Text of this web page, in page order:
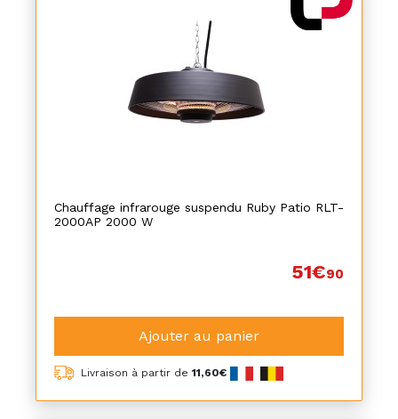
Chauffage infrarouge suspendu Ruby Patio RLT-
2000AP 2000 W
51€90
Ajouter au panier
Livraison à partir de 11,60€